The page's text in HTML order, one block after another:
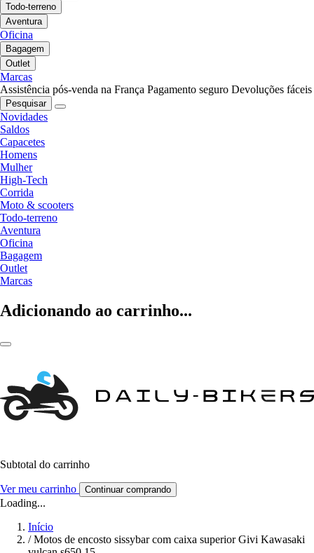
Todo-terreno
Aventura
Oficina
Bagagem
Outlet
Marcas
Assistência pós-venda na França Pagamento seguro Devoluções fáceis
Pesquisar
Novidades
Saldos
Capacetes
Homens
Mulher
High-Tech
Corrida
Moto & scooters
Todo-terreno
Aventura
Oficina
Bagagem
Outlet
Marcas
Adicionando ao carrinho...
Subtotal do carrinho
Ver meu carrinho Continuar comprando
Loading...
Início
/ Motos de encosto sissybar com caixa superior Givi Kawasaki